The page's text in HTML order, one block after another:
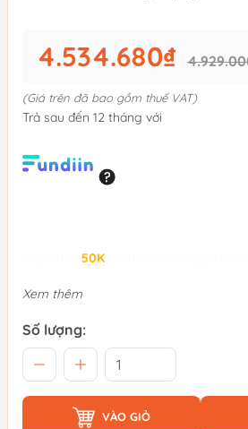
4.534.680₫
(Giá trên đã bao gồm thuế VAT)
Trả sau đến 12 tháng với
50K
Xem thêm
Số lượng:
VÀO GIỎ